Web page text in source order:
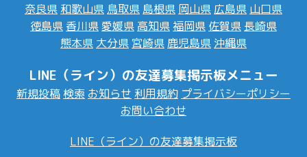
奈良県 和歌山県 鳥取県 島根県 岡山県 広島県 山口県
徳島県 香川県愛媛県 高知県福岡県 佐賀県 長崎県
熊本県 大分県 宮崎県 鹿児島県 沖縄県
LINE（ライン）の友達募集掲示板メニュー
新規投稿 検索 お知らせ 利用規約 プライバシーポリシー
お問い合わせ
LINE（ライン）の友達募集掲示板